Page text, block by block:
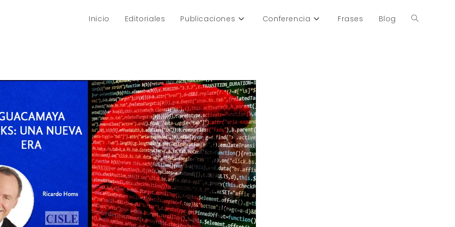
Inicio Editoriales Publicaciones Conferencia Frases Blog Alternar